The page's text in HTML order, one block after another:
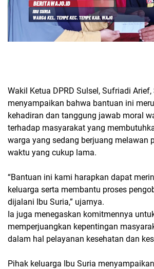
Wakil Ketua DPRD Sulsel, Sufriadi Arief,
menyampaikan bahwa bantuan ini
kehadiran dan tanggung jawab moral
terhadap masyarakat yang
warga yang sedang berjuang melawan
waktu yang cukup lama.
“Bantuan ini kami harapkan dapat
keluarga serta membantu proses
dijalani Ibu Suria,” ujarnya.
Ia juga menegaskan komitmennya
memperjuangkan kepentingan
dalam hal pelayanan kesehatan dan
Pihak keluarga Ibu Suria